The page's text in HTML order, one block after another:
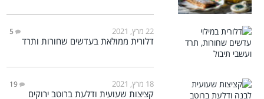
22 מרץ, 2021 5
דלורית ממולאת בעדשים שחורות ותרד
18 מרץ, 2021 19
קציצות שעועית ודלעת ברוטב ירוקים